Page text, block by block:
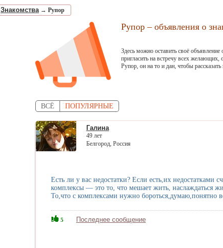
Знакомства→ Рупор
Рупор – объявления о
Здесь можно оставить своё объявление
пригласить на встречу всех
Рупор, он на то и дан, чтобы
ВСЁ ПОПУЛЯРНЫЕ
Галина
49 лет
Белгород, Россия
Есть ли у вас недостатки? Если есть,их недостатками
комплексы — это то, что мешает жить, наслаждаться
То,что с комплексами нужно бороться,думаю,понятно
5 Последнее сообщение